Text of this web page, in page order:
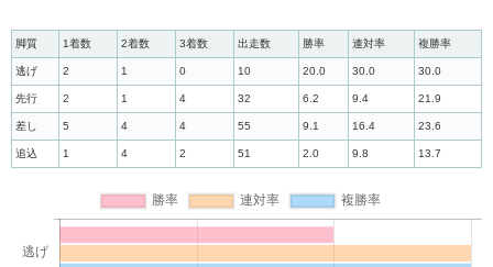
脚質 1着数 2着数 3着数 出走数 勝率 連対率 複勝率
逃げ 2 1 0 10 20.0 30.0 30.0
先行 2 1 4 32 6.2 9.4 21.9
差し 5 4 4 55 9.1 16.4 23.6
追込 1 4 2 51 2.0 9.8 13.7